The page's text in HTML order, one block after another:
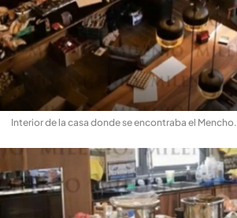
Interior de la casa donde se encontraba el Mencho.